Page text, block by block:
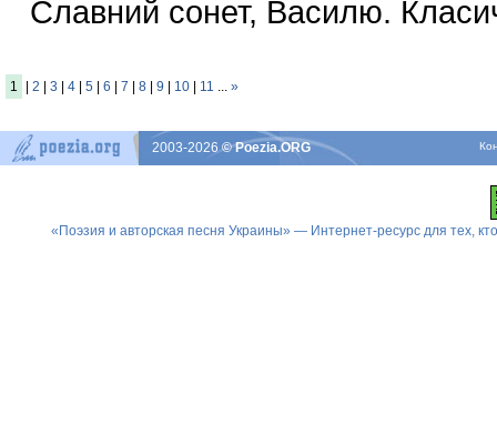
Славний сонет, Василю.
1 2 3 4 5 6 7 8 9 10 11 ... »
2003-2026© Poezia.ORG
«Поэзия и авторская песня Украины» — Интернет-ресурс для тех,